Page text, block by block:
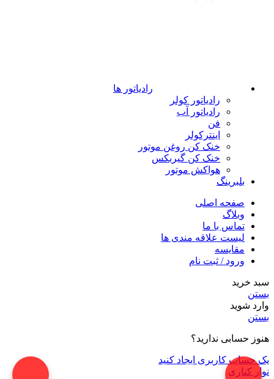
رادیاتور ها
رادیاتور کولر
رادیاتور آب
فن
اینترکولر
خنک کن روغن موتور
خنک کن گیربکس
هواکش موتور
بلبرینگ
صفحه اصلی
وبلاگ
تماس با ما
لیست علاقه مندی ها
مقایسه
ورود / ثبت نام
سبد خرید
بستن
وارد شوید
بستن
هنوز حسابی ندارید؟
یک حساب کاربری ایجاد کنید
نوار کناری